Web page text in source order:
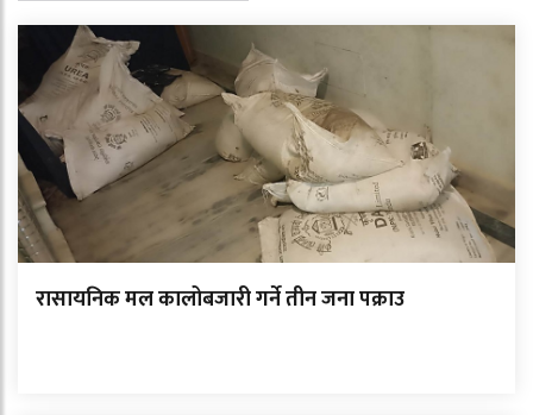
रासायनिक मल कालोबजारी गर्ने तीन जना पक्राउ